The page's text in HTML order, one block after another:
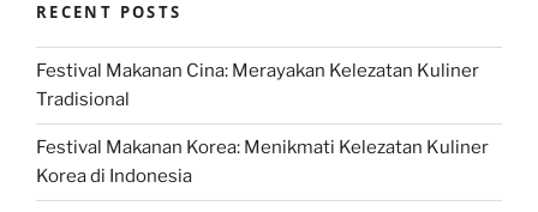
RECENT POSTS
Festival Makanan Cina: Merayakan Kelezatan Kuliner
Tradisional
Festival Makanan Korea: Menikmati Kelezatan Kuliner
Korea di Indonesia